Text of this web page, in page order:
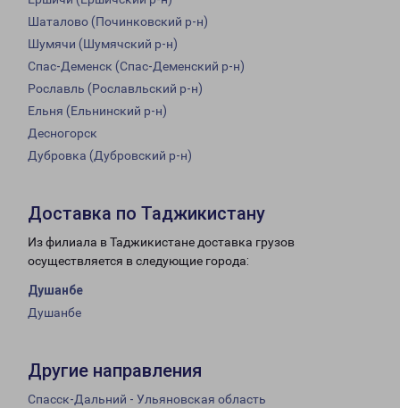
Шаталово (Починковский р-н)
Шумячи (Шумячский р-н)
Спас-Деменск (Спас-Деменский р-н)
Рославль (Рославльский р-н)
Ельня (Ельнинский р-н)
Десногорск
Дубровка (Дубровский р-н)
Доставка по Таджикистану
Из филиала в Таджикистане доставка грузов
осуществляется в следующие города:
Душанбе
Душанбе
Другие направления
Спасск-Дальний - Ульяновская область